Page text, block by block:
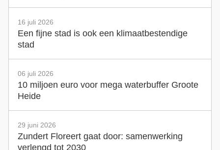
16 juli 2026
Een fijne stad is ook een klimaatbestendige
stad
06 juli 2026
10 miljoen euro voor mega waterbuffer Groote
Heide
29 juni 2026
Zundert Floreert gaat door: samenwerking
verlengd tot 2030